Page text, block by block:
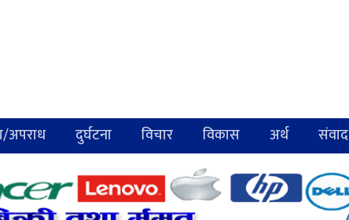
अपराध दुर्घटना विचार विकास अर्थ संवाद